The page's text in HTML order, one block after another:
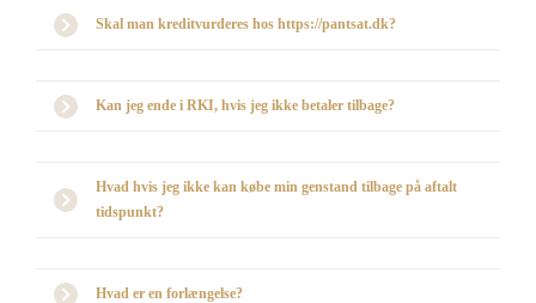
Skal man kreditvurderes hos https://pantsat.dk?
Kan jeg ende i RKI, hvis jeg ikke betaler tilbage?
Hvad hvis jeg ikke kan købe min genstand tilbage på aftalt
tidspunkt?
Hvad er en forlængelse?